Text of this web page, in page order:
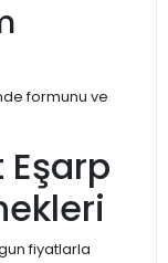
formunu ve
fiyatlarla